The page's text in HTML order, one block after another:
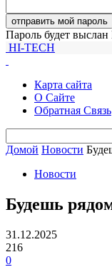
Пароль будет
HI-TECH
Карта сайта
О Сайте
Обратная Связь
Домой Новости
Новости
Будешь
31.12.2025
216
0